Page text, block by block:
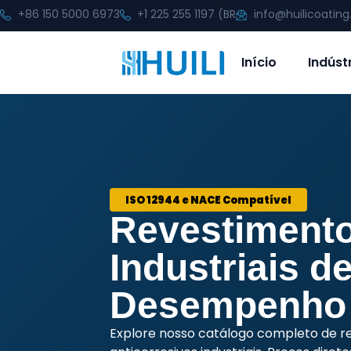
+86 150 5000 6973 +1 225 255 1197 (BR
Início
ISO 12944 e NACE Compatível
Industriais
Desempenho
Explore nosso catálogo completo de